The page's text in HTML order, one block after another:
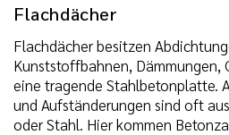
Flachdächer
Flachdächer besitzen
Kunststoffbahnen, Dämmungen,
eine tragende Stahlbetonplatte.
und Aufständerungen sind oft
oder Stahl. Hier kommen